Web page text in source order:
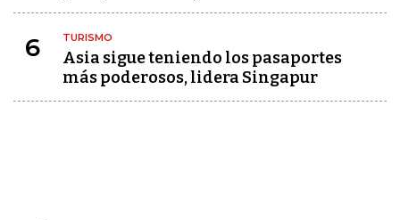
6 TURISMO
Asia sigue teniendo los pasaportes
más poderosos, lidera Singapur